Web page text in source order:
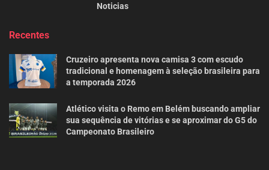
Noticias
Recentes
Cruzeiro apresenta nova camisa 3 com escudo
tradicional e homenagem à seleção brasileira para
a temporada 2026
Atlético visita o Remo em Belém buscando ampliar
sua sequência de vitórias e se aproximar do G5 do
Campeonato Brasileiro